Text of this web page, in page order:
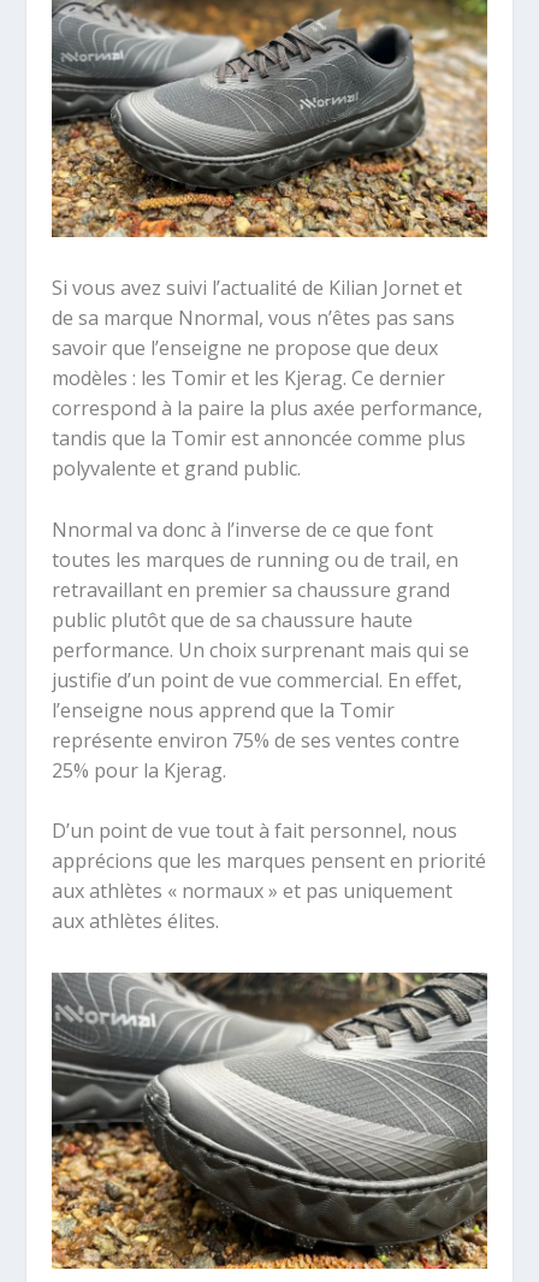
Si vous avez suivi l’actualité de Kilian Jornet et
de sa marque Nnormal, vous n’êtes pas sans
savoir que l’enseigne ne propose que deux
modèles : les Tomir et les Kjerag. Ce dernier
correspond à la paire la plus axée performance,
tandis que la Tomir est annoncée comme plus
polyvalente et grand public.
Nnormal va donc à l’inverse de ce que font
toutes les marques de running ou de trail, en
retravaillant en premier sa chaussure grand
public plutôt que de sa chaussure haute
performance. Un choix surprenant mais qui se
justifie d’un point de vue commercial. En effet,
l’enseigne nous apprend que la Tomir
représente environ 75% de ses ventes contre
25% pour la Kjerag.
D’un point de vue tout à fait personnel, nous
apprécions que les marques pensent en priorité
aux athlètes « normaux » et pas uniquement
aux athlètes élites.